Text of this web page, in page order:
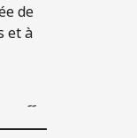
de
et à
--